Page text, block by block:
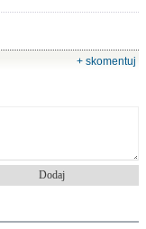
+ skomentuj